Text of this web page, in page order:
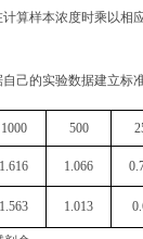
算样本浓度时乘以相
己的实验数据建立标准
1000 500
1.616 1.066
1.563 1.013